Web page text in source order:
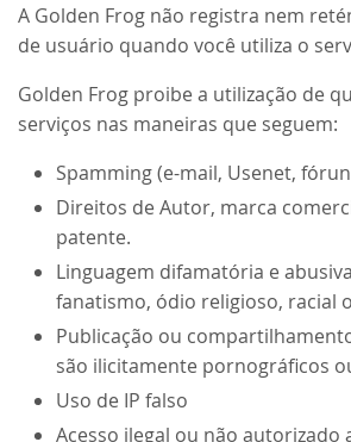
A Golden Frog não registra nem
de usuário quando você utiliza o
Golden Frog proibe a utilização de
serviços nas maneiras que seguem:
Spamming (e-mail, Usenet,
Direitos de Autor, marca
patente.
Linguagem difamatória e
fanatismo, ódio religioso, racial
Publicação ou
são ilicitamente pornográficos
Uso de IP falso
Acesso ilegal ou não autorizado